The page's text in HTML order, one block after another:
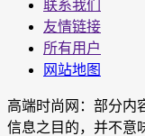
联系我们
友情链接
所有用户
网站地图
高端时尚网：部分内
信息之目的，并不意